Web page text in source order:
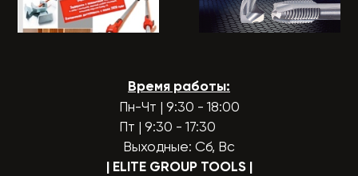
Время работы:
Пн-Чт | 9:30 - 18:00
Пт | 9:30 - 17:30
Выходные: Сб, Вс
| ELITE GROUP TOOLS |